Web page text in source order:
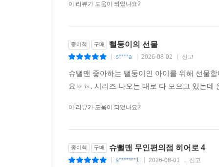
이 리뷰가 도움이 되었나요?
종이책 구매 뻘둥이의 선물
s****a 2026-08-02 신고
슈뻘맨 좋아하는 뻘둥이인 아이를 위해 선물
요ㅎㅎ. 시리즈 나오는 대로 다 모으고 있는
이 리뷰가 도움이 되었나요?
종이책 구매 슈뻘맨 무인편의점 히어로 4
s*******1 2026-08-01 신고